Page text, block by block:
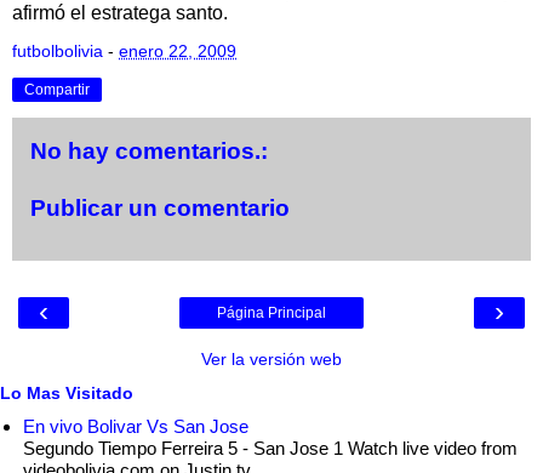
afirmó el estratega santo.
futbolbolivia - enero 22, 2009
Compartir
No hay comentarios.:
Publicar un comentario
‹ ›
Página Principal
Ver la versión web
Lo Mas Visitado
En vivo Bolivar Vs San Jose
Segundo Tiempo Ferreira 5 - San Jose 1 Watch live video from